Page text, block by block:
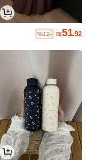
₪51.92
%12-